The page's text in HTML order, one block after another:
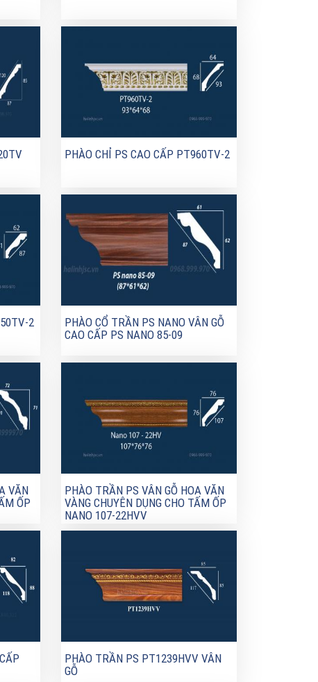
PHÀO CHỈ PS CAO CẤP PT960TV-2
2
PHÀO CỔ TRẦN PS NANO VÂN GỖ
CAO CẤP PS NANO 85-09
VĂN
ỐP
PHÀO TRẦN PS VÂN GỖ HOA VĂN
VÀNG CHUYÊN DỤNG CHO TẤM ỐP
NANO 107-22HVV
PHÀO TRẦN PS PT1239HVV VÂN
GỖ